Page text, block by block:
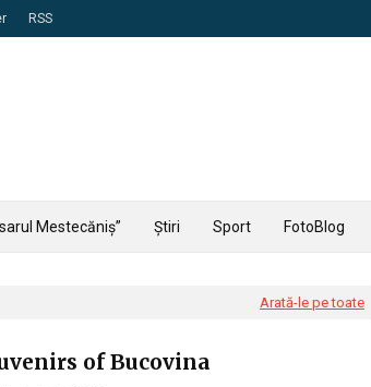
RSS
Mestecăniș” Știri Sport FotoBlog
Arată-le pe toate
of Bucovina